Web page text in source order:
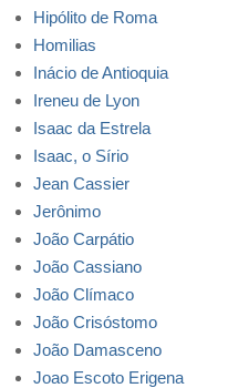
Hipólito de Roma
Homilias
Inácio de Antioquia
Ireneu de Lyon
Isaac da Estrela
Isaac, o Sírio
Jean Cassier
Jerônimo
João Carpátio
João Cassiano
João Clímaco
João Crisóstomo
João Damasceno
Joao Escoto Erigena